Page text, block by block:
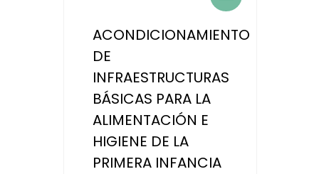
ACONDICIONAMIENTO
DE
INFRAESTRUCTURAS
BÁSICAS PARA LA
ALIMENTACIÓN E
HIGIENE DE LA
PRIMERA INFANCIA